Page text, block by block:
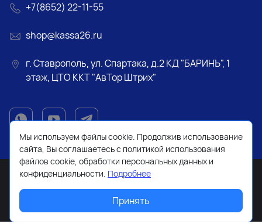
+7(8652) 22-11-55
shop@kassa26.ru
г. Ставрополь, ул. Спартака, д.2 КД "БАРИНЪ", 1
этаж, ЦТО ККТ "АвТор Штрих"
2026 © Все права защищены. Работает наReadyScript
Мы используем файлы cookie. Продолжив использование
сайта, Вы соглашаетесь с политикой использования
файлов cookie, обработки персональных данных и
конфиденциальности. Подробнее
Принять